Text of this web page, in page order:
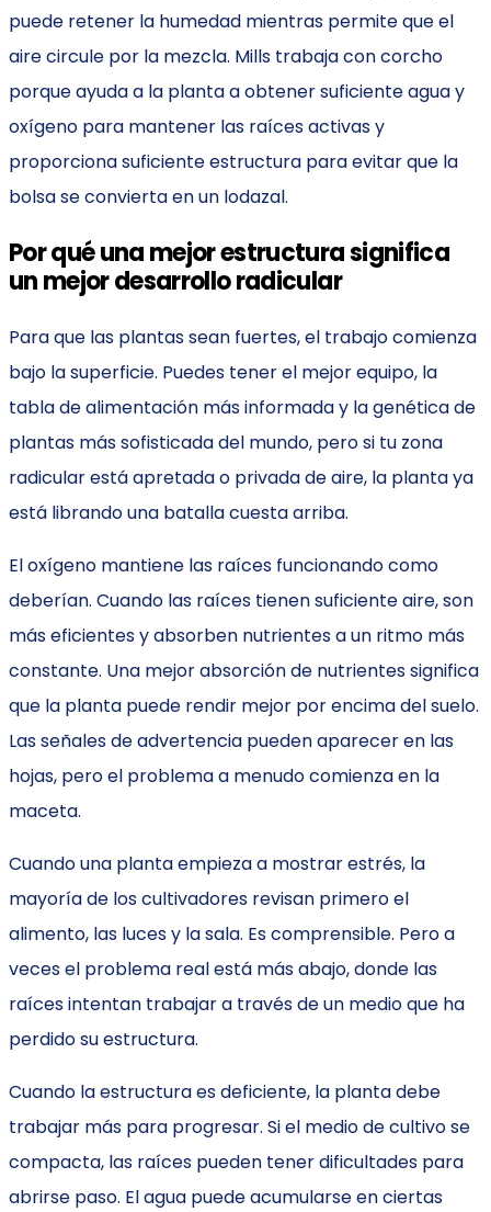
puede retener la humedad mientras permite que el
aire circule por la mezcla. Mills trabaja con corcho
porque ayuda a la planta a obtener suficiente agua y
oxígeno para mantener las raíces activas y
proporciona suficiente estructura para evitar que la
bolsa se convierta en un lodazal.
Por qué una mejor estructura significa
un mejor desarrollo radicular
Para que las plantas sean fuertes, el trabajo comienza
bajo la superficie. Puedes tener el mejor equipo, la
tabla de alimentación más informada y la genética de
plantas más sofisticada del mundo, pero si tu zona
radicular está apretada o privada de aire, la planta ya
está librando una batalla cuesta arriba.
El oxígeno mantiene las raíces funcionando como
deberían. Cuando las raíces tienen suficiente aire, son
más eficientes y absorben nutrientes a un ritmo más
constante. Una mejor absorción de nutrientes significa
que la planta puede rendir mejor por encima del suelo.
Las señales de advertencia pueden aparecer en las
hojas, pero el problema a menudo comienza en la
maceta.
Cuando una planta empieza a mostrar estrés, la
mayoría de los cultivadores revisan primero el
alimento, las luces y la sala. Es comprensible. Pero a
veces el problema real está más abajo, donde las
raíces intentan trabajar a través de un medio que ha
perdido su estructura.
Cuando la estructura es deficiente, la planta debe
trabajar más para progresar. Si el medio de cultivo se
compacta, las raíces pueden tener dificultades para
abrirse paso. El agua puede acumularse en ciertas